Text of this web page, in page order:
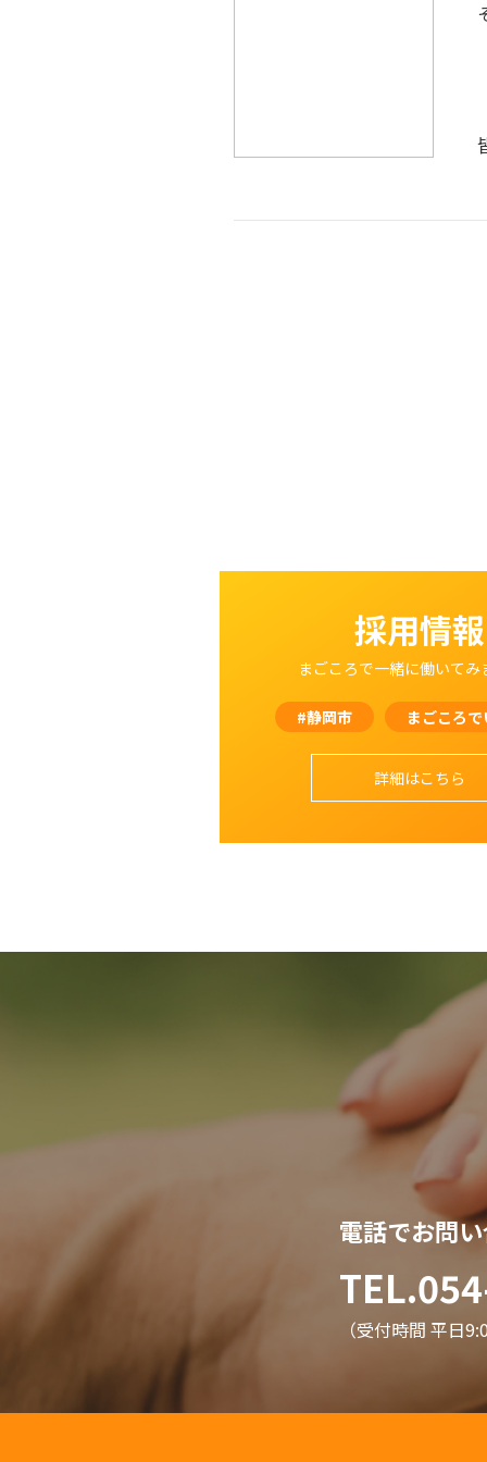
採用情報
まごころで一緒に働いてみ
#静岡市 まごころ
詳細はこちら
電話でお問
（受付時間 平日